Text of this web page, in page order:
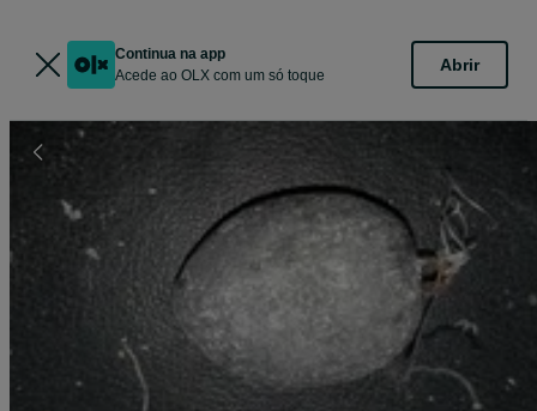
Continua na app
Acede ao OLX com um só toque
Abrir